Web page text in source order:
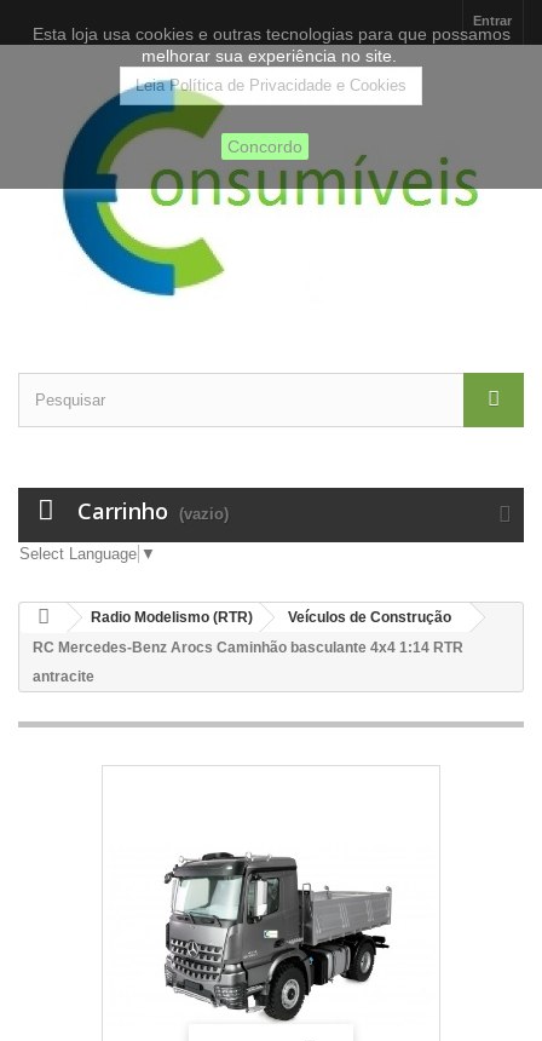
Entrar
Carrinho (vazio)
Select Language ▼
Radio Modelismo (RTR)
Veículos de Construção
RC Mercedes-Benz Arocs Caminhão basculante 4x4 1:14 RTR
antracite
Esta loja usa cookies e outras tecnologias para que possamos
melhorar sua experiência no site.
Leia Política de Privacidade e Cookies
Concordo